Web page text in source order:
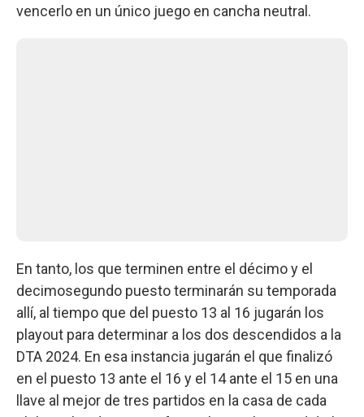
vencerlo en un único juego en cancha neutral.
En tanto, los que terminen entre el décimo y el
decimosegundo puesto terminarán su temporada
allí, al tiempo que del puesto 13 al 16 jugarán los
playout para determinar a los dos descendidos a la
DTA 2024. En esa instancia jugarán el que finalizó
en el puesto 13 ante el 16 y el 14 ante el 15 en una
llave al mejor de tres partidos en la casa de cada